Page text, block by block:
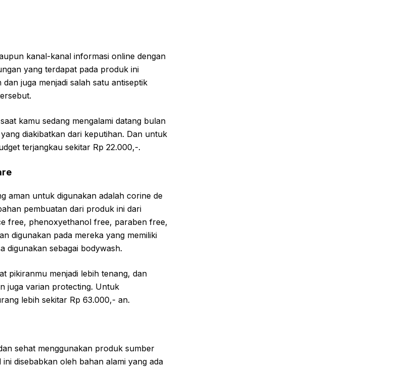
kanal-kanal informasi online dengan
yang terdapat pada produk ini
juga menjadi salah satu antiseptik
kamu sedang mengalami datang bulan
diakibatkan dari keputihan. Dan untuk
terjangkau sekitar Rp 22.000,-.
aman untuk digunakan adalah corine de
pembuatan dari produk ini dari
free, phenoxyethanol free, paraben free,
digunakan pada mereka yang memiliki
digunakan sebagai bodywash.
pikiranmu menjadi lebih tenang, dan
juga varian protecting. Untuk
lebih sekitar Rp 63.000,- an.
sehat menggunakan produk sumber
disebabkan oleh bahan alami yang ada